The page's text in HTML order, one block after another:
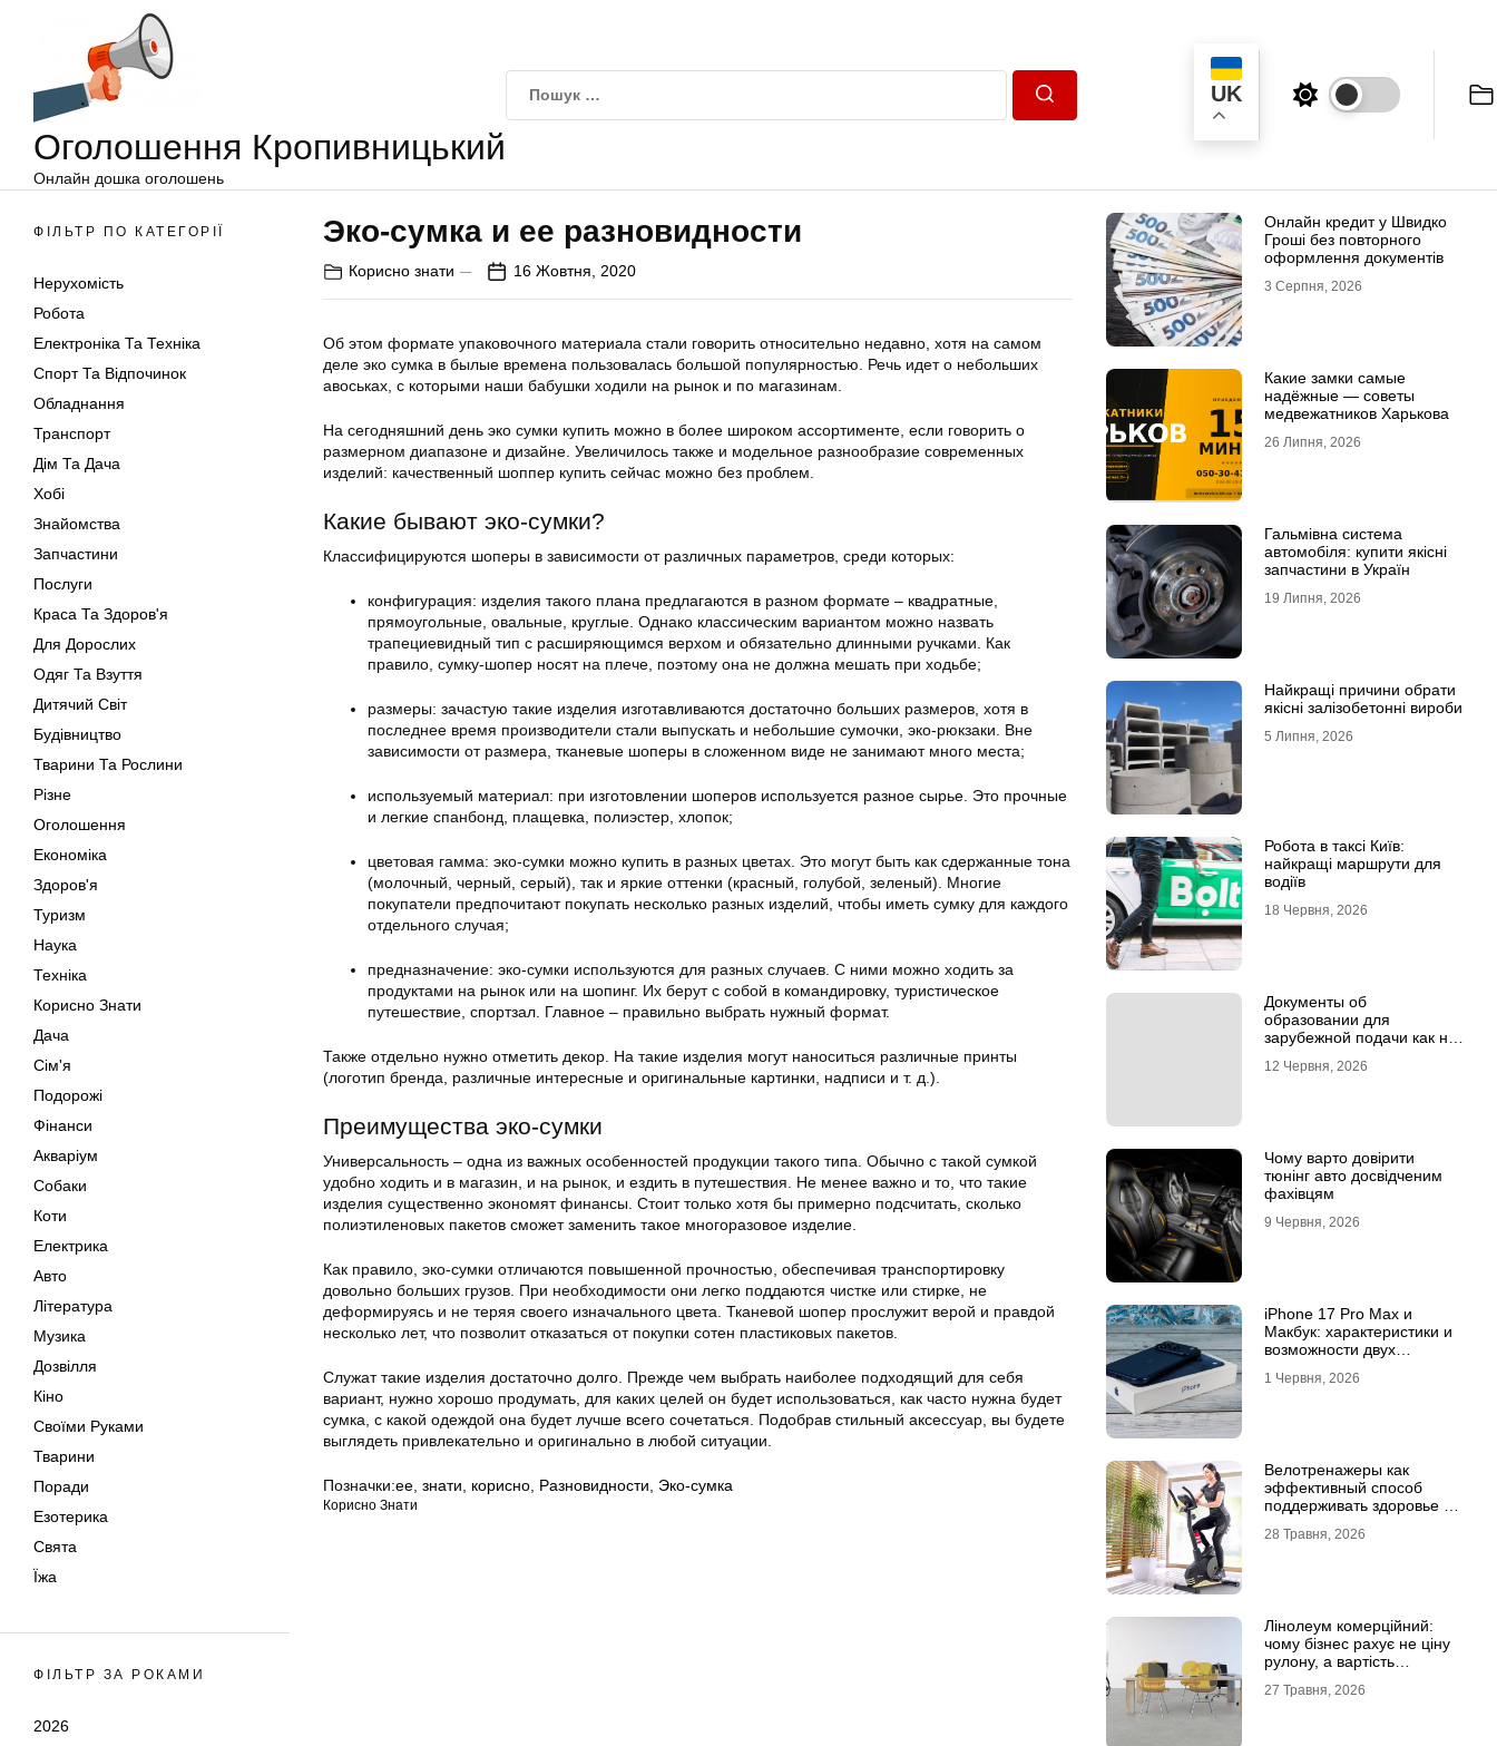
Оголошення Кропивницький
Онлайн дошка оголошень
UK
ФІЛЬТР ПО КАТЕГОРІЇ
Нерухомість
Робота
Електроніка Та Техніка
Спорт Та Відпочинок
Обладнання
Транспорт
Дім Та Дача
Хобі
Знайомства
Запчастини
Послуги
Краса Та Здоров'я
Для Дорослих
Одяг Та Взуття
Дитячий Світ
Будівництво
Тварини Та Рослини
Різне
Оголошення
Економіка
Здоров'я
Туризм
Наука
Техніка
Корисно Знати
Дача
Сім'я
Подорожі
Фінанси
Акваріум
Собаки
Коти
Електрика
Авто
Література
Музика
Дозвілля
Кіно
Своїми Руками
Тварини
Поради
Езотерика
Свята
Їжа
ФІЛЬТР ЗА РОКАМИ
2026
Эко-сумка и ее разновидности
Корисно знати 16 Жовтня, 2020
Об этом формате упаковочного материала стали говорить относительно недавно, хотя на самом
деле эко сумка в былые времена пользовалась большой популярностью. Речь идет о небольших
авоськах, с которыми наши бабушки ходили на рынок и по магазинам.
На сегодняшний день эко сумки купить можно в более широком ассортименте, если говорить о
размерном диапазоне и дизайне. Увеличилось также и модельное разнообразие современных
изделий: качественный шоппер купить сейчас можно без проблем.
Какие бывают эко-сумки?
Классифицируются шоперы в зависимости от различных параметров, среди которых:
конфигурация: изделия такого плана предлагаются в разном формате – квадратные,
прямоугольные, овальные, круглые. Однако классическим вариантом можно назвать
трапециевидный тип с расширяющимся верхом и обязательно длинными ручками. Как
правило, сумку-шопер носят на плече, поэтому она не должна мешать при ходьбе;
размеры: зачастую такие изделия изготавливаются достаточно больших размеров, хотя в
последнее время производители стали выпускать и небольшие сумочки, эко-рюкзаки. Вне
зависимости от размера, тканевые шоперы в сложенном виде не занимают много места;
используемый материал: при изготовлении шоперов используется разное сырье. Это прочные
и легкие спанбонд, плащевка, полиэстер, хлопок;
цветовая гамма: эко-сумки можно купить в разных цветах. Это могут быть как сдержанные тона
(молочный, черный, серый), так и яркие оттенки (красный, голубой, зеленый). Многие
покупатели предпочитают покупать несколько разных изделий, чтобы иметь сумку для каждого
отдельного случая;
предназначение: эко-сумки используются для разных случаев. С ними можно ходить за
продуктами на рынок или на шопинг. Их берут с собой в командировку, туристическое
путешествие, спортзал. Главное – правильно выбрать нужный формат.
Также отдельно нужно отметить декор. На такие изделия могут наноситься различные принты
(логотип бренда, различные интересные и оригинальные картинки, надписи и т. д.).
Преимущества эко-сумки
Универсальность – одна из важных особенностей продукции такого типа. Обычно с такой сумкой
удобно ходить и в магазин, и на рынок, и ездить в путешествия. Не менее важно и то, что такие
изделия существенно экономят финансы. Стоит только хотя бы примерно подсчитать, сколько
полиэтиленовых пакетов сможет заменить такое многоразовое изделие.
Как правило, эко-сумки отличаются повышенной прочностью, обеспечивая транспортировку
довольно больших грузов. При необходимости они легко поддаются чистке или стирке, не
деформируясь и не теряя своего изначального цвета. Тканевой шопер прослужит верой и правдой
несколько лет, что позволит отказаться от покупки сотен пластиковых пакетов.
Служат такие изделия достаточно долго. Прежде чем выбрать наиболее подходящий для себя
вариант, нужно хорошо продумать, для каких целей он будет использоваться, как часто нужна будет
сумка, с какой одеждой она будет лучше всего сочетаться. Подобрав стильный аксессуар, вы будете
выглядеть привлекательно и оригинально в любой ситуации.
Позначки:ее знати корисно Разновидности Эко-сумка
Корисно Знати
Онлайн кредит у Швидко
Гроші без повторного
оформлення документів
3 Серпня, 2026
Какие замки самые
надёжные — советы
медвежатников Харькова
26 Липня, 2026
Гальмівна система
автомобіля: купити якісні
запчастини в Україн
19 Липня, 2026
Найкращі причини обрати
якісні залізобетонні вироби
5 Липня, 2026
Робота в таксі Київ:
найкращі маршрути для
водіїв
18 Червня, 2026
Документы об
образовании для
зарубежной подачи как не
апостиле
12 Червня, 2026
Чому варто довірити
тюнінг авто досвідченим
фахівцям
9 Червня, 2026
iPhone 17 Pro Max и
Макбук: характеристики и
возможности двух
1 Червня, 2026
Велотренажеры как
эффективный способ
поддерживать здоровье и
28 Травня, 2026
Лінолеум комерційний:
чому бізнес рахує не ціну
рулону, а вартість
27 Травня, 2026